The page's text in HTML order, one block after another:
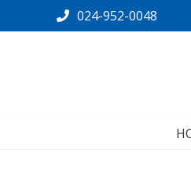
024-952-0048